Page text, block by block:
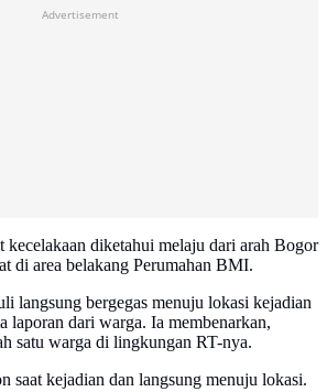
Advertisement
kecelakaan diketahui melaju dari arah Bogor
di area belakang Perumahan BMI.
langsung bergegas menuju lokasi kejadian
laporan dari warga. Ia membenarkan,
satu warga di lingkungan RT-nya.
saat kejadian dan langsung menuju lokasi.